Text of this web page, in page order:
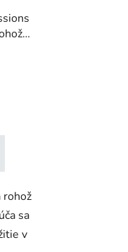
s
rohož
sa
v